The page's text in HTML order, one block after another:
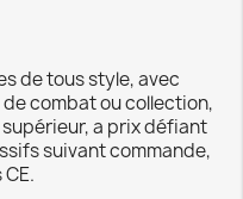
de tous style, avec
combat ou collection,
a prix défiant
suivant commande,